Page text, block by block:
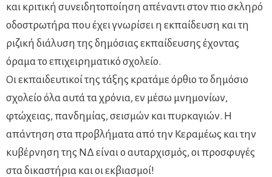
και κριτική συνειδητοποίηση απέναντι στον πιο σκληρό
οδοστρωτήρα που έχει γνωρίσει η εκπαίδευση και τη
ριζική διάλυση της δημόσιας εκπαίδευσης έχοντας
όραμα το επιχειρηματικό σχολείο.
Οι εκπαιδευτικοί της τάξης κρατάμε όρθιο το δημόσιο
σχολείο όλα αυτά τα χρόνια, εν μέσω μνημονίων,
φτώχειας, πανδημίας, σεισμών και πυρκαγιών. Η
απάντηση στα προβλήματα από την Κεραμέως και την
κυβέρνηση της ΝΔ είναι ο αυταρχισμός, οι προσφυγές
στα δικαστήρια και οι εκβιασμοί!